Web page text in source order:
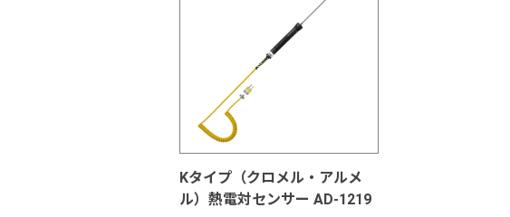
Kタイプ（クロメル・アルメ
ル）熱電対センサー AD-1219